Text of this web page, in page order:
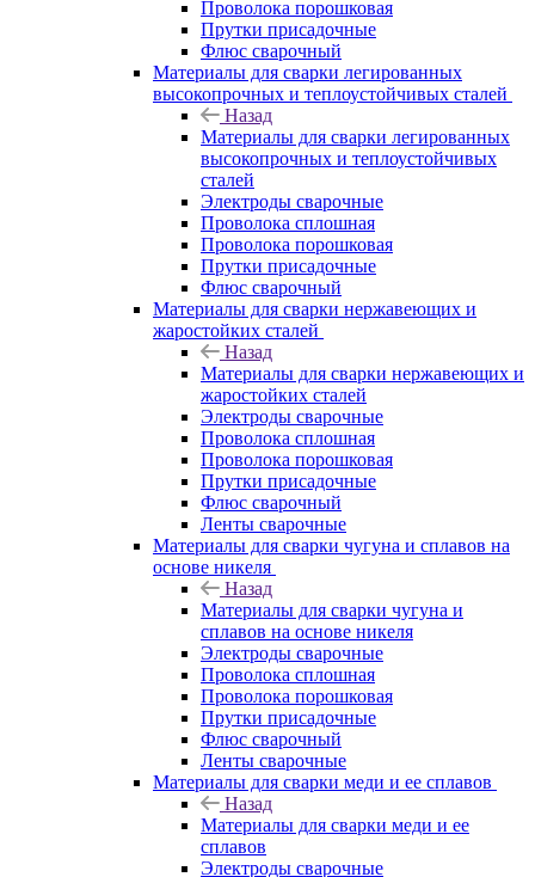
Проволока порошковая
Прутки присадочные
Флюс сварочный
Материалы для сварки легированных
высокопрочных и теплоустойчивых сталей
Назад
Материалы для сварки легированных
высокопрочных и теплоустойчивых
сталей
Электроды сварочные
Проволока сплошная
Проволока порошковая
Прутки присадочные
Флюс сварочный
Материалы для сварки нержавеющих и
жаростойких сталей
Назад
Материалы для сварки нержавеющих и
жаростойких сталей
Электроды сварочные
Проволока сплошная
Проволока порошковая
Прутки присадочные
Флюс сварочный
Ленты сварочные
Материалы для сварки чугуна и сплавов на
основе никеля
Назад
Материалы для сварки чугуна и
сплавов на основе никеля
Электроды сварочные
Проволока сплошная
Проволока порошковая
Прутки присадочные
Флюс сварочный
Ленты сварочные
Материалы для сварки меди и ее сплавов
Назад
Материалы для сварки меди и ее
сплавов
Электроды сварочные